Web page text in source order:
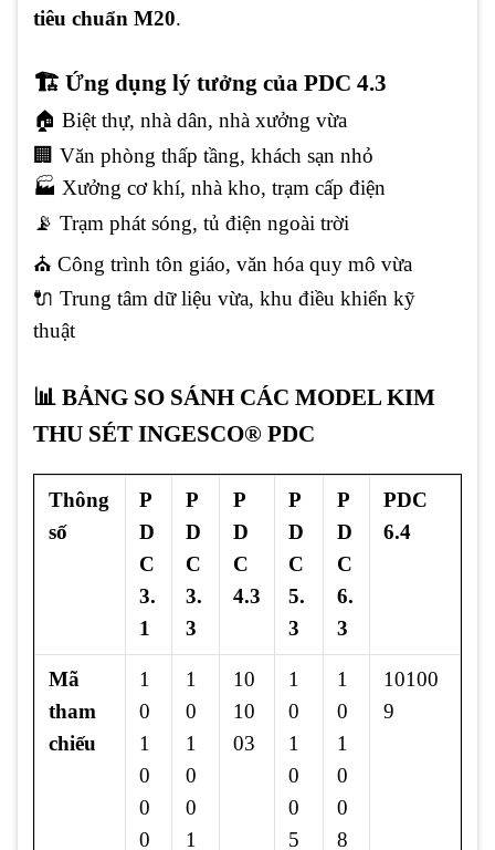
tiêu chuẩn M20.
🏗 Ứng dụng lý tưởng của PDC 4.3
🏠 Biệt thự, nhà dân, nhà xưởng vừa
🏢 Văn phòng thấp tầng, khách sạn nhỏ
🏭 Xưởng cơ khí, nhà kho, trạm cấp điện
📡 Trạm phát sóng, tủ điện ngoài trời
⛪ Công trình tôn giáo, văn hóa quy mô vừa
🔌 Trung tâm dữ liệu vừa, khu điều khiển kỹ
thuật
📊 BẢNG SO SÁNH CÁC MODEL KIM
THU SÉT INGESCO® PDC
Thông
số
P
D
C
3.
1
P
D
C
3.
3
P
D
C
4.3
P
D
C
5.
3
P
D
C
6.
3
PDC
6.4
Mã
tham
chiếu
1
0
1
0
0
0
1
0
1
0
0
1
10
10
03
1
0
1
0
0
5
1
0
1
0
0
8
10100
9